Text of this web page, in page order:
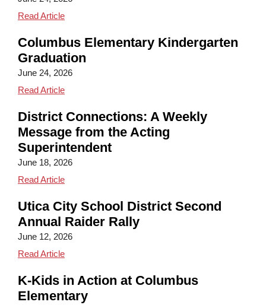
Read ArticleJune 2026 Public Notice of Fire Inspections
Columbus Elementary Kindergarten
Graduation
June 24, 2026
Read ArticleColumbus Elementary Kindergarten Graduation
District Connections: A Weekly
Message from the Acting
Superintendent
June 18, 2026
Read ArticleDistrict Connections: A Weekly Message from the
Utica City School District Second
Annual Raider Rally
June 12, 2026
Read ArticleUtica City School District Second Annual Raider
K-Kids in Action at Columbus
Elementary